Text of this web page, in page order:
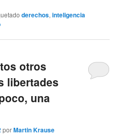
derechos,inteligencia
otros
libertades
una
porMartin Krause